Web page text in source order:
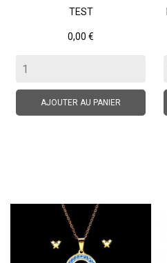
TEST
Prix
0,00 €
AJOUTER AU PANIER